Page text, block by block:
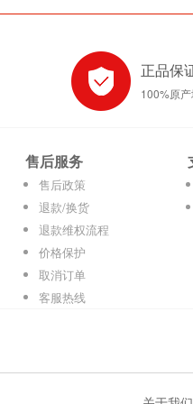
正品保
100%原
售后服务
售后政策
退款/换货
退款维权流程
价格保护
取消订单
客服热线